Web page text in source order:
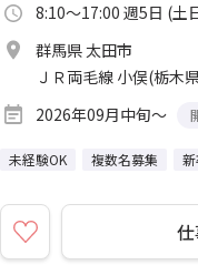
8:10～17:00 週5日 (土
群馬県 太田市
ＪＲ両毛線 小俣(栃木
2026年09月中旬～
未経験OK 複数名募集